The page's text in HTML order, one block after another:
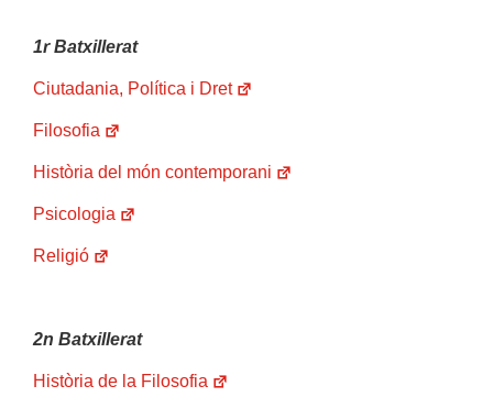
1r Batxillerat
Ciutadania, Política i Dret
Filosofia
Història del món contemporani
Psicologia
Religió
2n Batxillerat
Història de la Filosofia